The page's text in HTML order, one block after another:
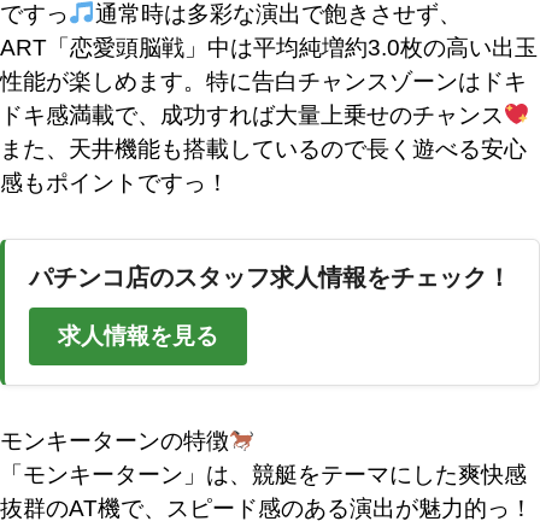
ですっ
通常時は多彩な演出で飽きさせず、
ART「恋愛頭脳戦」中は平均純増約3.0枚の高い出玉
性能が楽しめます。特に告白チャンスゾーンはドキ
ドキ感満載で、成功すれば大量上乗せのチャンス
また、天井機能も搭載しているので長く遊べる安心
感もポイントですっ！
パチンコ店のスタッフ求人情報をチェック！
求人情報を見る
モンキーターンの特徴
「モンキーターン」は、競艇をテーマにした爽快感
抜群のAT機で、スピード感のある演出が魅力的っ！